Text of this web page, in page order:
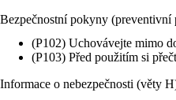
Bezpečnostní pokyny (preventivní
(P102) Uchovávejte mimo
(P103) Před použitím si
Informace o nebezpečnosti (věty